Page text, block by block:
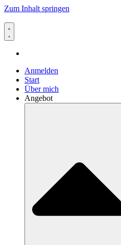
Zum Inhalt springen
Anmelden
Start
Über mich
Angebot